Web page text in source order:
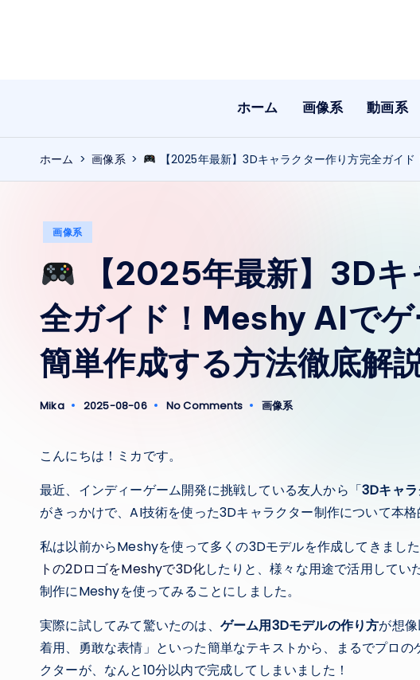
ホーム 画像系 動画系
ホーム > 画像系 > 【2025年最新】3Dキャラクター作り方完全ガイ
Posted
画像系
【2025年最新】3D
全ガイド！Meshy AIで
簡単作成する方法徹底解
Posted
Mika 2025-08-06 No Comments Posted
画像系
こんにちは！ミカです。
最近、インディーゲーム開発に挑戦している友人から「3Dキャ
がきっかけで、AI技術を使った3Dキャラクター制作について本格
私は以前からMeshyを使って多くの3Dモデルを作成してきました
トの2DロゴをMeshyで3D化したりと、様々な用途で活用して
制作にMeshyを使ってみることにしました。
実際に試してみて驚いたのは、 ゲーム用3Dモデルの作り方が想
着用、勇敢な表情」といった簡単なテキストから、まるでプロ
クターが、なんと10分以内で完成してしまいました！